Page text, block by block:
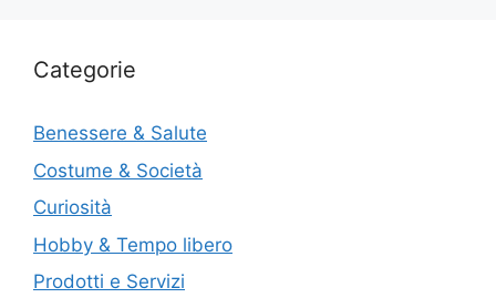
Categorie
Benessere & Salute
Costume & Società
Curiosità
Hobby & Tempo libero
Prodotti e Servizi